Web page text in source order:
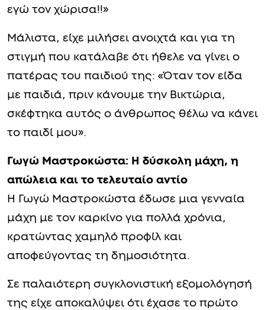
εγώ τον χώρισα!!»
Μάλιστα, είχε μιλήσει ανοιχτά και για τη
στιγμή που κατάλαβε ότι ήθελε να γίνει ο
πατέρας του παιδιού της: «Όταν τον είδα
με παιδιά, πριν κάνουμε την Βικτώρια,
σκέφτηκα αυτός ο άνθρωπος θέλω να κάνει
το παιδί μου».
Γωγώ Μαστροκώστα: Η δύσκολη μάχη, η
απώλεια και το τελευταίο αντίο
Η Γωγώ Μαστροκώστα έδωσε μια γενναία
μάχη με τον καρκίνο για πολλά χρόνια,
κρατώντας χαμηλό προφίλ και
αποφεύγοντας τη δημοσιότητα.
Σε παλαιότερη συγκλονιστική εξομολόγησή
της είχε αποκαλύψει ότι έχασε το πρώτο